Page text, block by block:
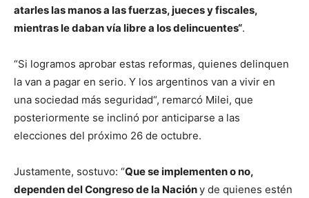
atarles las manos a las fuerzas, jueces y fiscales,
mientras le daban vía libre a los delincuentes“.
“Si logramos aprobar estas reformas, quienes delinquen
la van a pagar en serio. Y los argentinos van a vivir en
una sociedad más seguridad“, remarcó Milei, que
posteriormente se inclinó por anticiparse a las
elecciones del próximo 26 de octubre.
Justamente, sostuvo: “Que se implementen o no,
dependen del Congreso de la Nacióny de quienes estén